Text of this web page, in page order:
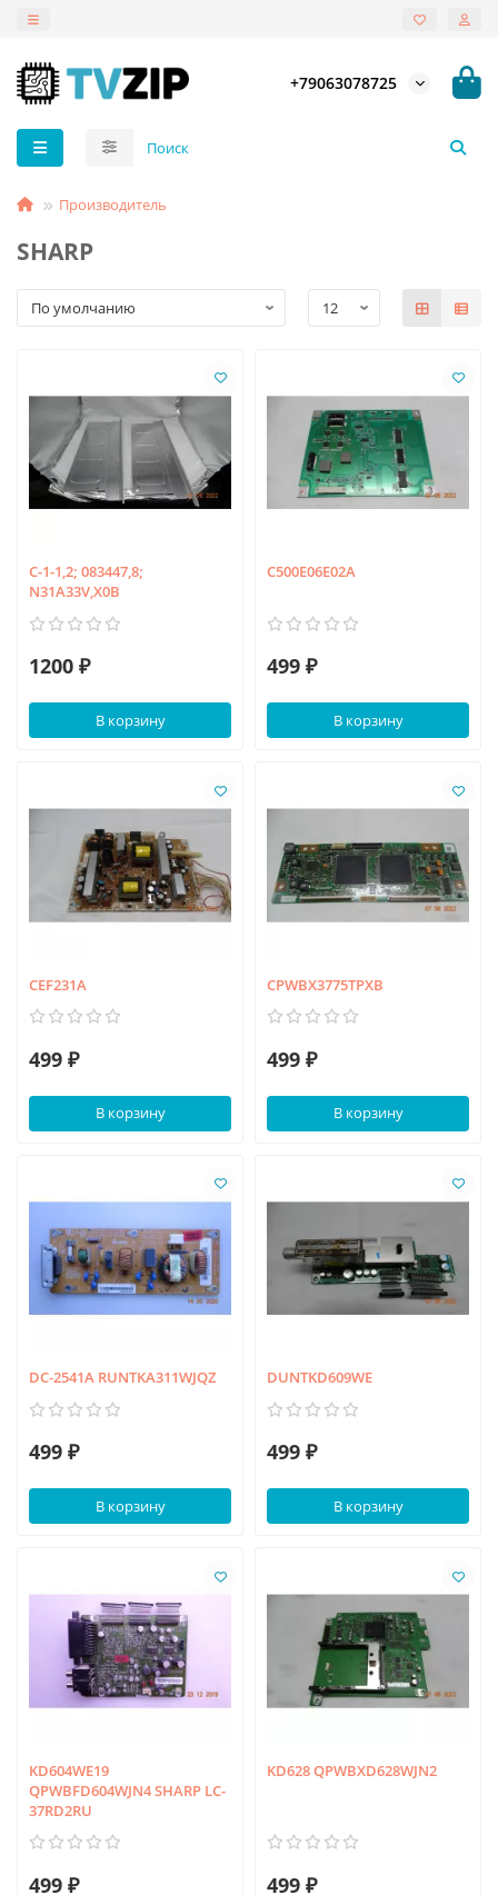
+79063078725
Производитель
SHARP
C-1-1,2; 083447,8;
N31A33V,X0B
1200 ₽
В корзину
C500E06E02A
499 ₽
В корзину
CEF231A
499 ₽
В корзину
CPWBX3775TPXB
499 ₽
В корзину
DC-2541A RUNTKA311WJQZ
499 ₽
В корзину
DUNTKD609WE
499 ₽
В корзину
KD604WE19
QPWBFD604WJN4 SHARP LC-
37RD2RU
499 ₽
KD628 QPWBXD628WJN2
499 ₽